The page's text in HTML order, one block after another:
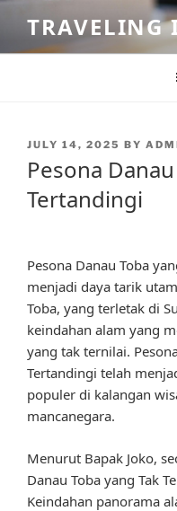
content
TRAVELING
POSTED
JULY 14, 2025 BY
Pesona
Tertandingi
Pesona Danau Toba
menjadi daya tarik
Toba, yang terletak di
keindahan alam yang
yang tak ternilai.
Tertandingi telah
populer di kalangan
mancanegara.
Menurut Bapak Joko,
Danau Toba yang Tak
Keindahan panorama